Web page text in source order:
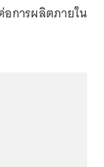
อการผลิตภายใน